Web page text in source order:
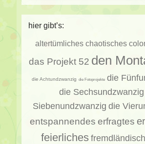
hier gibt’s:
altertümliches chaotisches
das Projekt 52 den
die Achtundzwanzig die Fotoprojekte die
die Sechsundzwanzig
Siebenundzwanzig die
entspannendes erfragtes
feierliches